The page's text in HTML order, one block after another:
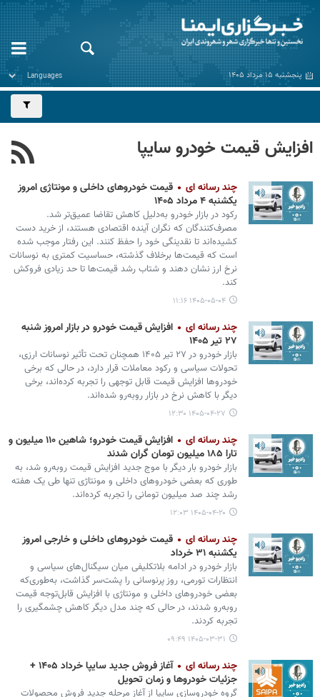
پنجشنبه ۱۵ مرداد ۱۴۰۵
افزایش قیمت خودرو سایپا
چند رسانه ای
قیمت خودروهای داخلی و مونتاژی امروز
یکشنبه ۴ مرداد ۱۴۰۵
رکود در بازار خودرو به‌دلیل کاهش تقاضا عمیق‌تر شد.
مصرف‌کنندگان که نگران آینده اقتصادی هستند، از خرید دست
کشیده‌اند تا نقدینگی خود را حفظ کنند. این رفتار موجب شده
است که قیمت‌ها برخلاف گذشته، حساسیت کمتری به نوسانات
نرخ ارز نشان دهند و شتاب رشد قیمت‌ها تا حد زیادی فروکش
کند.
۱۴۰۵-۰۵-۰۴ ۱۱:۱۶
چند رسانه ای
افزایش قیمت خودرو در بازار امروز شنبه
۲۷ تیر ۱۴۰۵
بازار خودرو در ۲۷ تیر ۱۴۰۵ همچنان تحت تأثیر نوسانات ارزی،
تحولات سیاسی و رکود معاملات قرار دارد، در حالی که برخی
خودروها افزایش قیمت قابل توجهی را تجربه کرده‌اند، برخی
دیگر با کاهش نرخ در بازار روبه‌رو شده‌اند.
۱۴۰۵-۰۴-۲۷ ۱۲:۳۰
چند رسانه ای
افزایش قیمت خودرو؛ شاهین ۱۱۰ میلیون و
تارا ۱۸۵ میلیون تومان گران شدند
بازار خودرو بار دیگر با موج جدید افزایش قیمت روبه‌رو شد، به
طوری که بعضی خودروهای داخلی و مونتاژی تنها طی یک هفته
رشد چند صد میلیون تومانی را تجربه کرده‌اند.
۱۴۰۵-۰۴-۲۰ ۱۲:۰۳
چند رسانه ای
قیمت خودروهای داخلی و خارجی امروز
یکشنبه ۳۱ خرداد
بازار خودرو در ادامه بلاتکلیفی میان سیگنال‌های سیاسی و
انتظارات تورمی، روز پرنوسانی را پشت‌سر گذاشت، به‌طوری‌که
بعضی خودروهای داخلی و مونتاژی با افزایش قابل‌توجه قیمت
روبه‌رو شدند، در حالی که چند مدل دیگر کاهش چشمگیری را
تجربه کردند.
۱۴۰۵-۰۳-۳۱ ۰۹:۴۹
چند رسانه ای
آغاز فروش جدید سایپا خرداد ۱۴۰۵ +
جزئیات خودروها و زمان تحویل
گروه خودروسازی سایپا از آغاز مرحله جدید فروش محصولات